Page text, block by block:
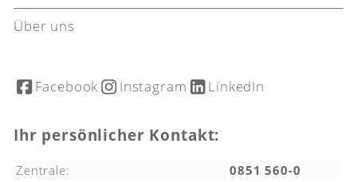
Über uns
Facebook Instagram LinkedIn
Ihr persönlicher Kontakt:
Zentrale:
0851 560-0